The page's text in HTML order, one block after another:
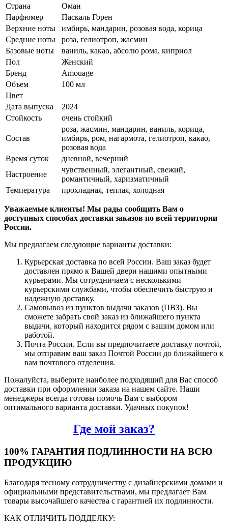
Страна
Оман
Парфюмер
Паскаль Горен
Верхние ноты
имбирь, мандарин, розовая вода, корица
Средние ноты
роза, гелиотроп, жасмин
Базовые ноты
ваниль, какао, абсолю рома, киприол
Пол
Женский
Бренд
Amouage
Объем
100 мл
Цвет
Дата выпуска
2024
Стойкость
очень стойкий
Состав
роза, жасмин, мандарин, ваниль, корица,
имбирь, ром, нагармота, гелиотроп, какао,
розовая вода
Время суток
дневной, вечерний
Настроение
чувственный, элегантный, свежий,
романтичный, харизматичный
Температура
прохладная, теплая, холодная
Уважаемые клиенты! Мы рады сообщить Вам о
доступных способах доставки заказов по всей территории
России.
Мы предлагаем следующие варианты доставки:
Курьерская доставка по всей России. Ваш заказ будет
доставлен прямо к Вашей двери нашими опытными
курьерами. Мы сотрудничаем с несколькими
курьерскими службами, чтобы обеспечить быструю и
надежную доставку.
Самовывоз из пунктов выдачи заказов (ПВЗ). Вы
сможете забрать свой заказ из ближайшего пункта
выдачи, который находится рядом с вашим домом или
работой.
Почта России. Если вы предпочитаете доставку почтой,
мы отправим ваш заказ Почтой России до ближайшего к
вам почтового отделения.
Пожалуйста, выберите наиболее подходящий для Вас способ
доставки при оформлении заказа на нашем сайте. Наши
менеджеры всегда готовы помочь Вам с выбором
оптимального варианта доставки. Удачных покупок!
Где мой заказ?
100% ГАРАНТИЯ ПОДЛИННОСТИ НА ВСЮ
ПРОДУКЦИЮ
Благодаря тесному сотрудничеству с дизайнерскими домами и
официальными представительствами, мы предлагает Вам
товары высочайшего качества с гарантией их подлинности.
КАК ОТЛИЧИТЬ ПОДДЕЛКУ: